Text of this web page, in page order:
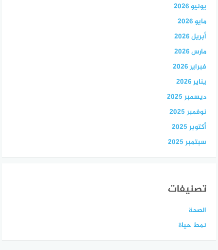
يونيو 2026
مايو 2026
أبريل 2026
مارس 2026
فبراير 2026
يناير 2026
ديسمبر 2025
نوفمبر 2025
أكتوبر 2025
سبتمبر 2025
تصنيفات
الصحة
نمط حياة